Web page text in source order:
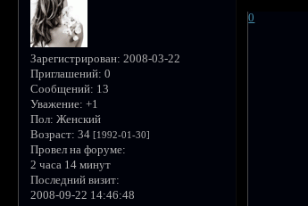
Зарегистрирован: 2008-03-22
Приглашений: 0
Сообщений: 13
Уважение: +1
Пол: Женский
Возраст: 34 [1992-01-30]
Провел на форуме:
2 часа 14 минут
Последний визит:
2008-09-22 14:46:48
0